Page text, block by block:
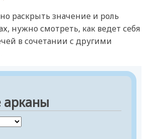
раскрыть значение и роль
нужно смотреть, как ведет себя
в сочетании с другими